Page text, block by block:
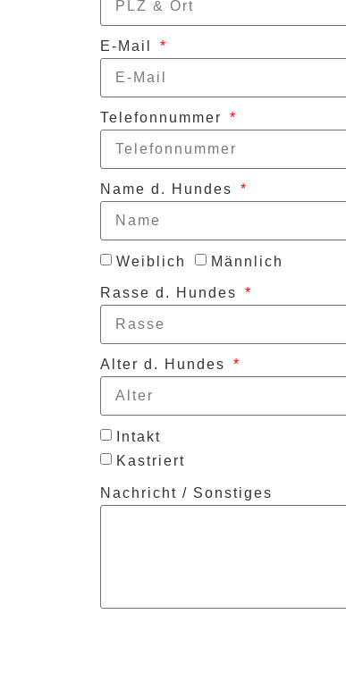
E-Mail
Telefonnummer
Name d. Hundes
Weiblich Männlich
Rasse d. Hundes
Alter d. Hundes
Intakt
Kastriert
Nachricht / Sonstiges